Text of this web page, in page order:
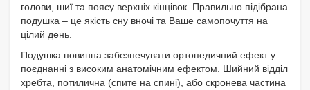
голови, шиї та поясу верхніх кінцівок. Правильно підібрана
подушка – це якість сну вночі та Ваше самопочуття на
цілий день.
Подушка повинна забезпечувати ортопедичний ефект у
поєднанні з високим анатомічним ефектом. Шийний відділ
хребта, потилична (спите на спині), або скронева частина